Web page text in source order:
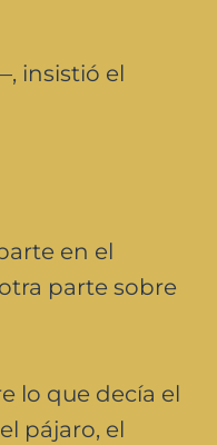
insistió el
en el
parte sobre
lo que decía el
pájaro, el